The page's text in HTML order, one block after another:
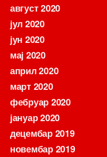
август 2020
јул 2020
јун 2020
мај 2020
април 2020
март 2020
фебруар 2020
јануар 2020
децембар 2019
новембар 2019